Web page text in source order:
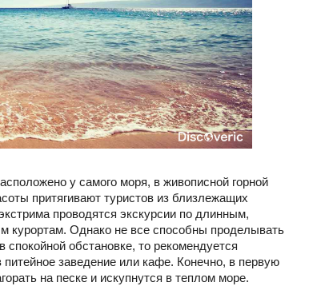
у самого моря, в живописной горной
притягивают туристов из близлежащих
проводятся экскурсии по длинным,
курортам. Однако не все способны проделывать
обстановке, то рекомендуется
заведение или кафе. Конечно, в первую
на песке и искупнутся в теплом море.